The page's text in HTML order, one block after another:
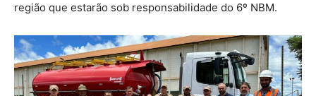
região que estarão sob responsabilidade do 6º NBM.